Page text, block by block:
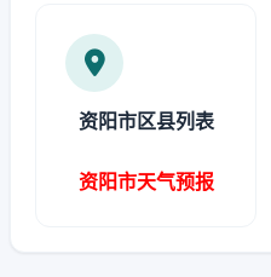
资阳市区县列表
资阳市天气预报